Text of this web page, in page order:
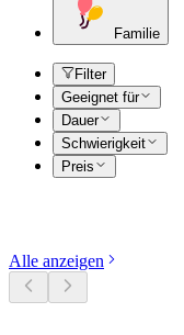
Familie
Filter
Geeignet für
Dauer
Schwierigkeit
Preis
Alle anzeigen